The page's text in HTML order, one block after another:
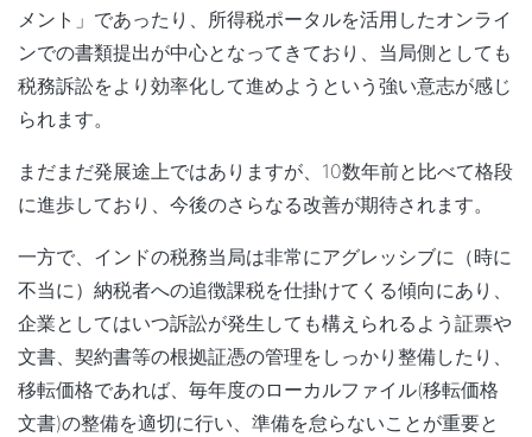
メント」 であったり、所得税ポータルを活用したオンライ
ンでの書類提出が中心となってきており、当局側としても
税務訴訟をより効率化して進めようという強い意志が感じ
られます。
まだまだ発展途上ではありますが、10数年前と比べて格段
に進歩しており、今後のさらなる改善が期待されます。
一方で、インドの税務当局は非常にアグレッシブに（時に
不当に）納税者への追徴課税を仕掛けてくる傾向にあり、
企業としてはいつ訴訟が発生しても構えられるよう証票や
文書、契約書等の根拠証憑の管理をしっかり整備したり、
移転価格であれば、毎年度のローカルファイル(移転価格
文書)の整備を適切に行い、準備を怠らないことが重要と